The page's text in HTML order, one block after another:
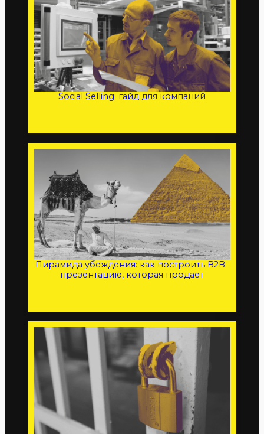
Social Selling: гайд для компаний
Пирамида убеждения: как построить B2B-
презентацию, которая продает